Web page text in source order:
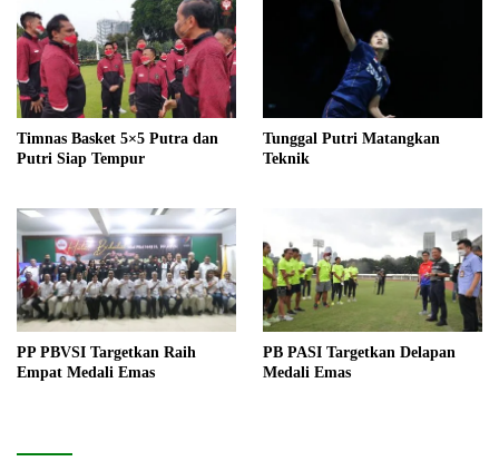
Timnas Basket 5×5 Putra dan
Putri Siap Tempur
Tunggal Putri Matangkan
Teknik
PP PBVSI Targetkan Raih
Empat Medali Emas
PB PASI Targetkan Delapan
Medali Emas